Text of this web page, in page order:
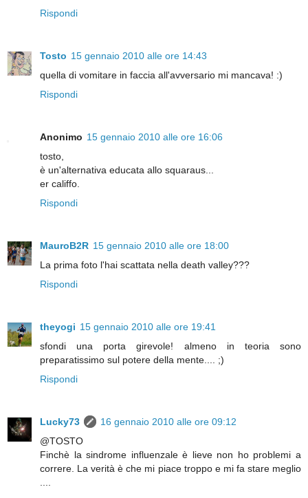
Rispondi
Tosto 15 gennaio 2010 alle ore 14:43
quella di vomitare in faccia all'avversario mi mancava! :)
Rispondi
Anonimo 15 gennaio 2010 alle ore 16:06
tosto,
è un'alternativa educata allo squaraus...
er califfo.
Rispondi
MauroB2R 15 gennaio 2010 alle ore 18:00
La prima foto l'hai scattata nella death valley???
Rispondi
theyogi 15 gennaio 2010 alle ore 19:41
sfondi una porta girevole! almeno in teoria sono
preparatissimo sul potere della mente.... ;)
Rispondi
Lucky73
16 gennaio 2010 alle ore 09:12
@TOSTO
Finchè la sindrome influenzale è lieve non ho problemi a
correre. La verità è che mi piace troppo e mi fa stare meglio